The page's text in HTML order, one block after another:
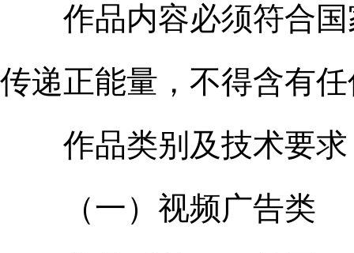
作品内容必须符合国
传递正能量，不得含有
作品类别及技术要求
（一）视频广告类